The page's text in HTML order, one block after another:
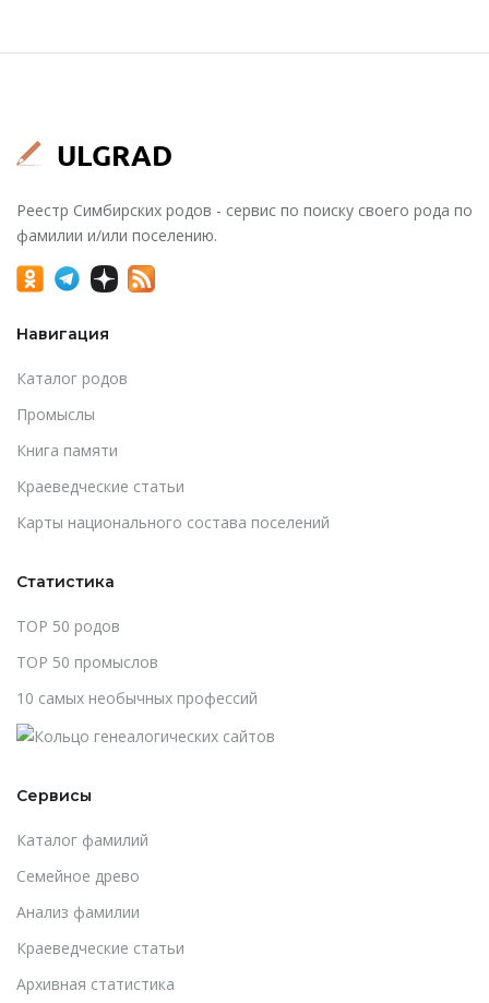
Реестр Симбирских родов - сервис по поиску своего рода по
фамилии и/или поселению.
Навигация
Каталог родов
Промыслы
Книга памяти
Краеведческие статьи
Карты национального состава поселений
Статистика
TOP 50 родов
TOP 50 промыслов
10 самых необычных профессий
Сервисы
Каталог фамилий
Cемейное древо
Анализ фамилии
Краеведческие статьи
Архивная статистика